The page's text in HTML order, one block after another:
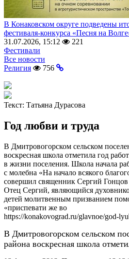
В Конаковском округе подведены
фестиваля-конкурса «Песня на
31.07.2026, 15:12
221
Фестивали
Все новости
Религия
756
Текст: Татьяна Дурасова
Год любви и труда
В Дмитровогорском сельском
воскресная школа отметила год
в жизни поселения. Школа начала
с молебна «На начало всякого
совершил священник Сергий Гонцов
Отец Сергий, являющийся
детей молитвенным призванием
«приспевати же во
https://konakovograd.ru/glavnoe/god-
В Дмитровогорском сельском
района воскресная школа